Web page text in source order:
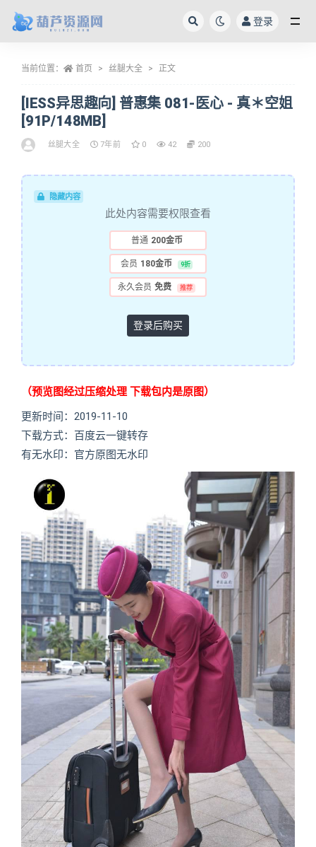
登录
当前位置： 首页 丝腿大全 正文
[IESS异思趣向] 普惠集 081-医心 - 真＊空姐
[91P/148MB]
丝腿大全 7年前 0 42 200
隐藏内容
此处内容需要权限查看
普通 200金币
会员 180金币 9折
永久会员 免费 推荐
登录后购买
（预览图经过压缩处理 下载包内是原图）
更新时间：2019-11-10
下载方式：百度云一键转存
有无水印：官方原图无水印